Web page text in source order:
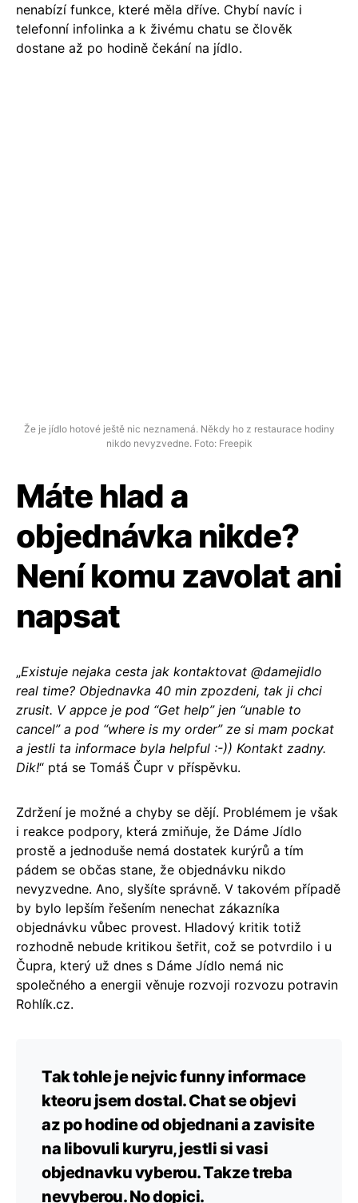
nenabízí funkce, které měla dříve. Chybí navíc i
telefonní infolinka a k živému chatu se člověk
dostane až po hodině čekání na jídlo.
Že je jídlo hotové ještě nic neznamená. Někdy ho z restaurace hodiny
nikdo nevyzvedne. Foto: Freepik
Máte hlad a
objednávka nikde?
Není komu zavolat ani
napsat
„Existuje nejaka cesta jak kontaktovat @damejidlo
real time? Objednavka 40 min zpozdeni, tak ji chci
zrusit. V appce je pod “Get help” jen “unable to
cancel” a pod “where is my order” ze si mam pockat
a jestli ta informace byla helpful :-)) Kontakt zadny.
Dik!“ ptá se Tomáš Čupr v příspěvku.
Zdržení je možné a chyby se dějí. Problémem je však
i reakce podpory, která zmiňuje, že Dáme Jídlo
prostě a jednoduše nemá dostatek kurýrů a tím
pádem se občas stane, že objednávku nikdo
nevyzvedne. Ano, slyšíte správně. V takovém případě
by bylo lepším řešením nenechat zákazníka
objednávku vůbec provest. Hladový kritik totiž
rozhodně nebude kritikou šetřit, což se potvrdilo i u
Čupra, který už dnes s Dáme Jídlo nemá nic
společného a energii věnuje rozvoji rozvozu potravin
Rohlík.cz.
Tak tohle je nejvic funny informace
kteoru jsem dostal. Chat se objevi
az po hodine od objednani a zavisite
na libovuli kuryru, jestli si vasi
objednavku vyberou. Takze treba
nevyberou. No dopici.